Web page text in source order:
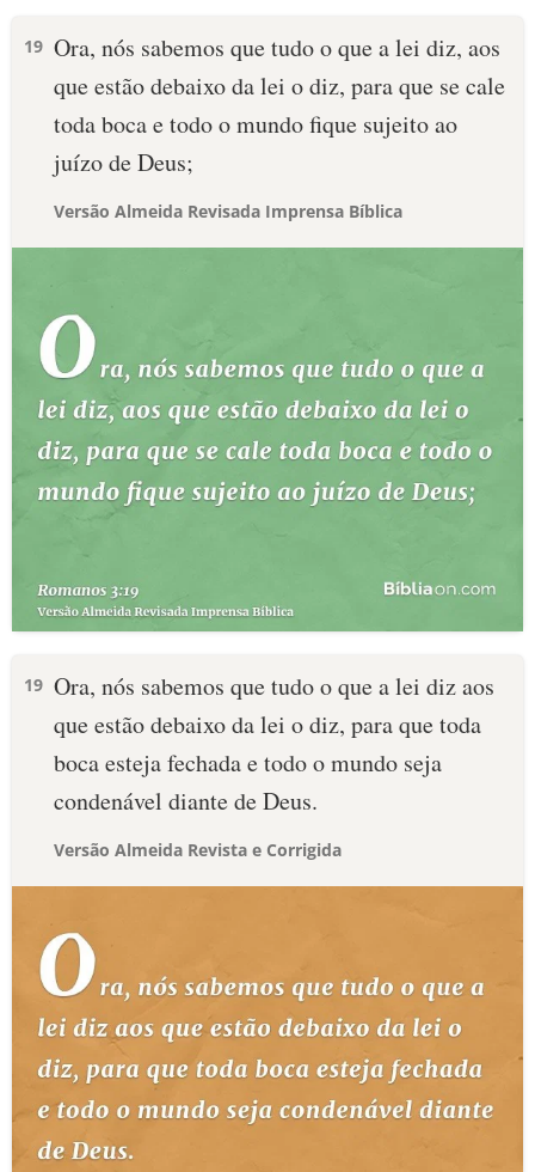
19 Ora, nós sabemos que tudo o que a lei diz, aos
que estão debaixo da lei o diz, para que se cale
toda boca e todo o mundo fique sujeito ao
juízo de Deus;
Versão Almeida Revisada Imprensa Bíblica
19 Ora, nós sabemos que tudo o que a lei diz aos
que estão debaixo da lei o diz, para que toda
boca esteja fechada e todo o mundo seja
condenável diante de Deus.
Versão Almeida Revista e Corrigida